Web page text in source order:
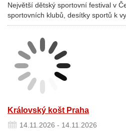
Největší dětský sportovní festival v
sportovních klubů, desítky sportů k
Královský košt Praha
14.11.2026 - 14.11.2026